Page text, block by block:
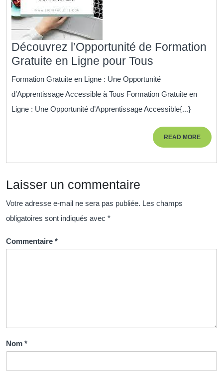
Découvrez l’Opportunité de Formation
Gratuite en Ligne pour Tous
l’Opportunité
de
Gratuite
en
Ligne
Formation Gratuite en Ligne : Une Opportunité
d’Apprentissage Accessible à Tous Formation Gratuite en
Ligne : Une Opportunité d’Apprentissage Accessible{...}
READ MOREREAD
MORE
Laisser un commentaire
Votre adresse e-mail ne sera pas publiée. Les champs
obligatoires sont indiqués avec *
Commentaire *
Nom *